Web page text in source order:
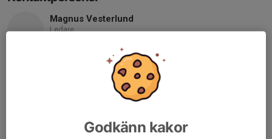
Magnus Vesterlund
Ledare
magnus.vesterlund@hotmail.com
Godkänn kakor